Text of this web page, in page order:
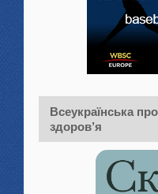
Всеукраїнська
здоров’я